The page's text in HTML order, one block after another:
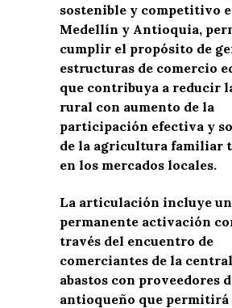
sostenible y competitivo
Medellín y Antioquia,
cumplir el propósito de
estructuras de comercio
que contribuya a reducir
rural con aumento de la
participación efectiva y
de la agricultura familiar
en los mercados locales.
La articulación incluye
permanente activación
través del encuentro de
comerciantes de la
abastos con proveedores
antioqueño que permitirá